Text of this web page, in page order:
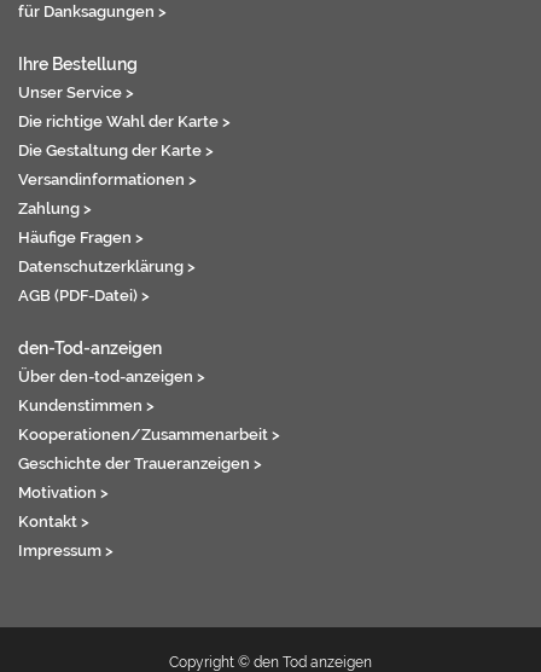
für Danksagungen >
Ihre Bestellung
Unser Service >
Die richtige Wahl der Karte >
Die Gestaltung der Karte >
Versandinformationen >
Zahlung >
Häufige Fragen >
Datenschutzerklärung >
AGB (PDF-Datei) >
den-Tod-anzeigen
Über den-tod-anzeigen >
Kundenstimmen >
Kooperationen/Zusammenarbeit >
Geschichte der Traueranzeigen >
Motivation >
Kontakt >
Impressum >
Copyright © den Tod anzeigen